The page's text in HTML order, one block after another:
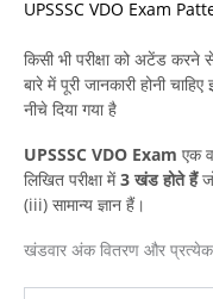
UPSSSC VDO Exam
किसी भी परीक्षा को अटेंड
बारे में पूरी जानकारी होनी
नीचे दिया गया है
UPSSSC VDO Exam एक
लिखित परीक्षा में3 खंड होते हैं
(iii) सामान्य ज्ञान हैं।
खंडवार अंक वितरण और प्रत्येक